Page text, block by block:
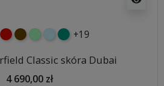
czerwony
czekoladowy
miętowybłękitny
turkusowy
+19
Classic skóra Dubai
4 690,00 zł